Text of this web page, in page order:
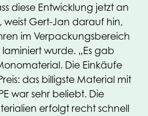
diese Entwicklung jetzt an
Gert-Jan darauf hin,
im Verpackungsbereich
wurde. „Es gab
Die Einkäufe
das billigste Material mit
war sehr beliebt. Die
erfolgt recht schnell